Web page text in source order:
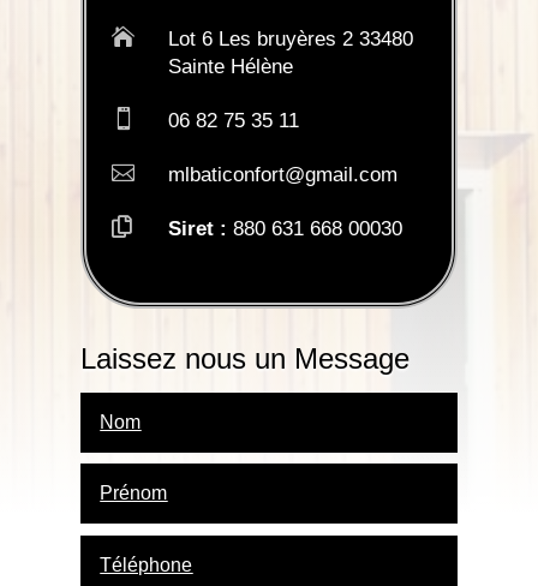

Lot 6 Les bruyères 2 33480
Sainte Hélène
 06 82 75 35 11
 mlbaticonfort@gmail.com
 Siret : 880 631 668 00030
Laissez nous un Message